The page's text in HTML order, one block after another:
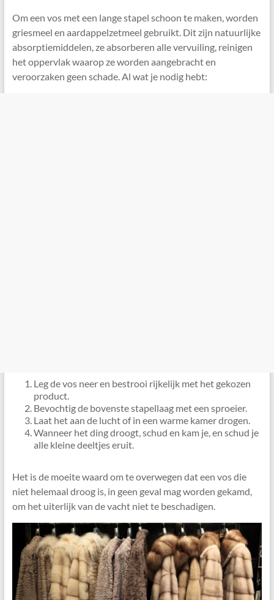
Om een ​​vos met een lange stapel schoon te maken, worden
griesmeel en aardappelzetmeel gebruikt. Dit zijn natuurlijke
absorptiemiddelen, ze absorberen alle vervuiling, reinigen
het oppervlak waarop ze worden aangebracht en
veroorzaken geen schade. Al wat je nodig hebt:
Leg de vos neer en bestrooi rijkelijk met het gekozen
product.
Bevochtig de bovenste stapellaag met een sproeier.
Laat het aan de lucht of in een warme kamer drogen.
Wanneer het ding droogt, schud en kam je, en schud je
alle kleine deeltjes eruit.
Het is de moeite waard om te overwegen dat een vos die
niet helemaal droog is, in geen geval mag worden gekamd,
om het uiterlijk van de vacht niet te beschadigen.